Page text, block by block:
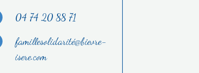
04 74 20 88 71
famillesolidarité@bievre-
isere.com